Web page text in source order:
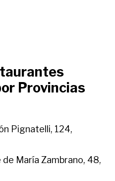
Provincias
Pignatelli, 124,
de María Zambrano, 48,